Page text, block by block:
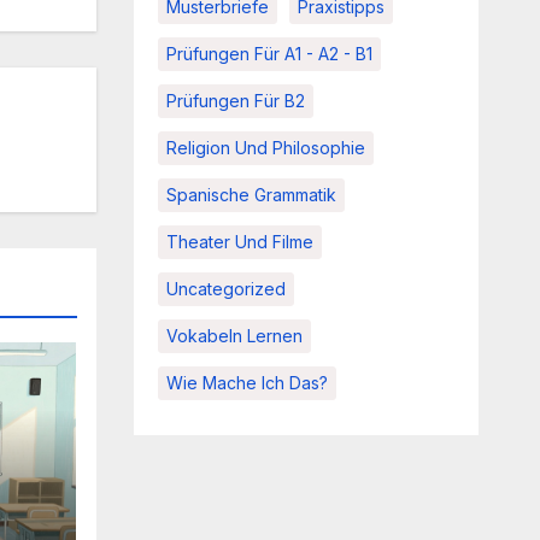
Musterbriefe Praxistipps
Prüfungen Für A1 - A2 - B1
Prüfungen Für B2
Religion Und Philosophie
Spanische Grammatik
Theater Und Filme
Uncategorized
Vokabeln Lernen
Wie Mache Ich Das?